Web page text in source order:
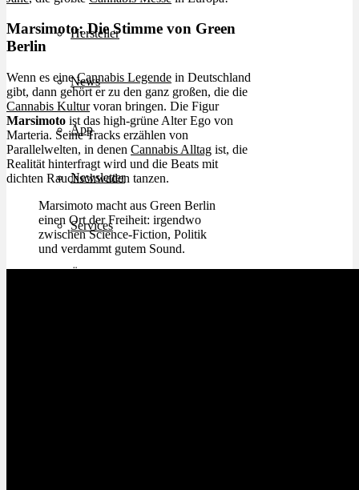
Hersteller
News
App
Newsletter
Services
Ärzte Service
Marsimoto: Die Stimme von Green
Berlin
Wenn es eineCannabis Legende in Deutschland
gibt, dann gehört er zu den ganz großen, die die
Cannabis Kulturvoran bringen. Die Figur
Marsimoto ist das high-grüne Alter Ego von
Marteria. Seine Tracks erzählen von
Parallelwelten, in denen Cannabis Alltag ist, die
Realität hinterfragt wird und die Beats mit
dichten Rauchschwaden tanzen.
Marsimoto macht aus Green Berlin
einen Ort der Freiheit: irgendwo
zwischen Science-Fiction, Politik
und verdammt gutem Sound.